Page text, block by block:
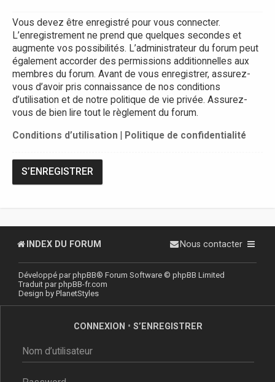
Vous devez être enregistré pour vous connecter.
L’enregistrement ne prend que quelques secondes et
augmente vos possibilités. L’administrateur du forum peut
également accorder des permissions additionnelles aux
membres du forum. Avant de vous enregistrer, assurez-
vous d’avoir pris connaissance de nos conditions
d’utilisation et de notre politique de vie privée. Assurez-
vous de bien lire tout le règlement du forum.
Conditions d’utilisation Politique de confidentialité
S’ENREGISTRER
INDEX DU FORUM Nous contacter
Développé parphpBB® Forum Software © phpBB Limited
Traduit parphpBB-fr.com
Design by PlanetStyles
CONNEXION • S’ENREGISTRER